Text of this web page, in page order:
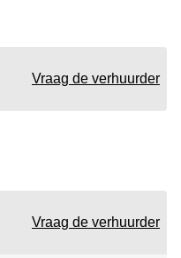
Vraag de verhuurder
Vraag de verhuurder